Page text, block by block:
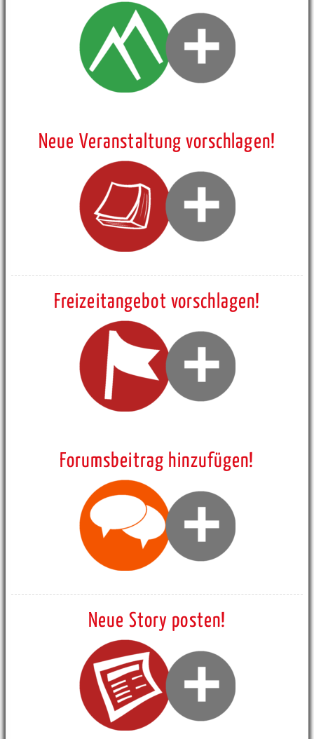
Neue Veranstaltung vorschlagen!
Freizeitangebot vorschlagen!
Forumsbeitrag hinzufügen!
Neue Story posten!